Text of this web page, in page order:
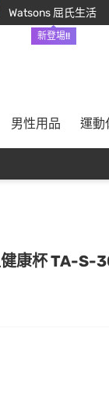
Watsons 屈氏生活
新登場!!
男性用品 運動
康杯 TA-S-